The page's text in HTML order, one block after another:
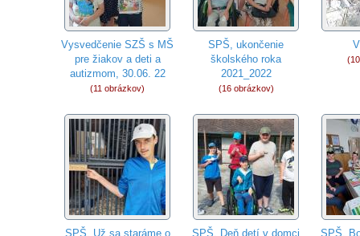
Vysvedčenie SZŠ s MŠ
pre žiakov a deti a
autizmom, 30.06. 22
(11 obrázkov)
SPŠ, ukončenie
školského roka
2021_2022
(16 obrázkov)
SPŠ, Už sa staráme o
SPŠ, Deň detí v domci SPŠ,